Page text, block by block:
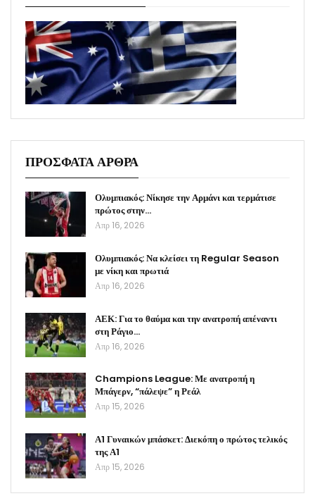
ΠΡΟΣΦΑΤΑ ΑΡΘΡΑ
Ολυμπιακός: Νίκησε την Αρμάνι και τερμάτισε
πρώτος στην…
Απρ 16, 2026
Ολυμπιακός: Να κλείσει τη Regular Season
με νίκη και πρωτιά
Απρ 16, 2026
ΑΕΚ: Για το θαύμα και την ανατροπή απέναντι
στη Ράγιο…
Απρ 16, 2026
Champions League: Με ανατροπή η
Μπάγερν, “πάλεψε” η Ρεάλ
Απρ 15, 2026
Α1 Γυναικών μπάσκετ: Διεκόπη ο πρώτος τελικός
της Α1
Απρ 15, 2026